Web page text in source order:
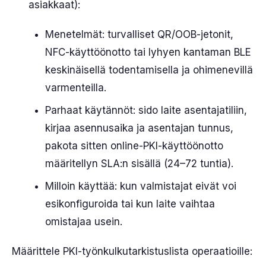
asiakkaat):
Menetelmät: turvalliset QR/OOB-jetonit,
NFC-käyttöönotto tai lyhyen kantaman BLE
keskinäisellä todentamisella ja ohimenevillä
varmenteilla.
Parhaat käytännöt: sido laite asentajatiliin,
kirjaa asennusaika ja asentajan tunnus,
pakota sitten online-PKI-käyttöönotto
määritellyn SLA:n sisällä (24–72 tuntia).
Milloin käyttää: kun valmistajat eivät voi
esikonfiguroida tai kun laite vaihtaa
omistajaa usein.
Määrittele PKI-työnkulkutarkistuslista operaatioille: